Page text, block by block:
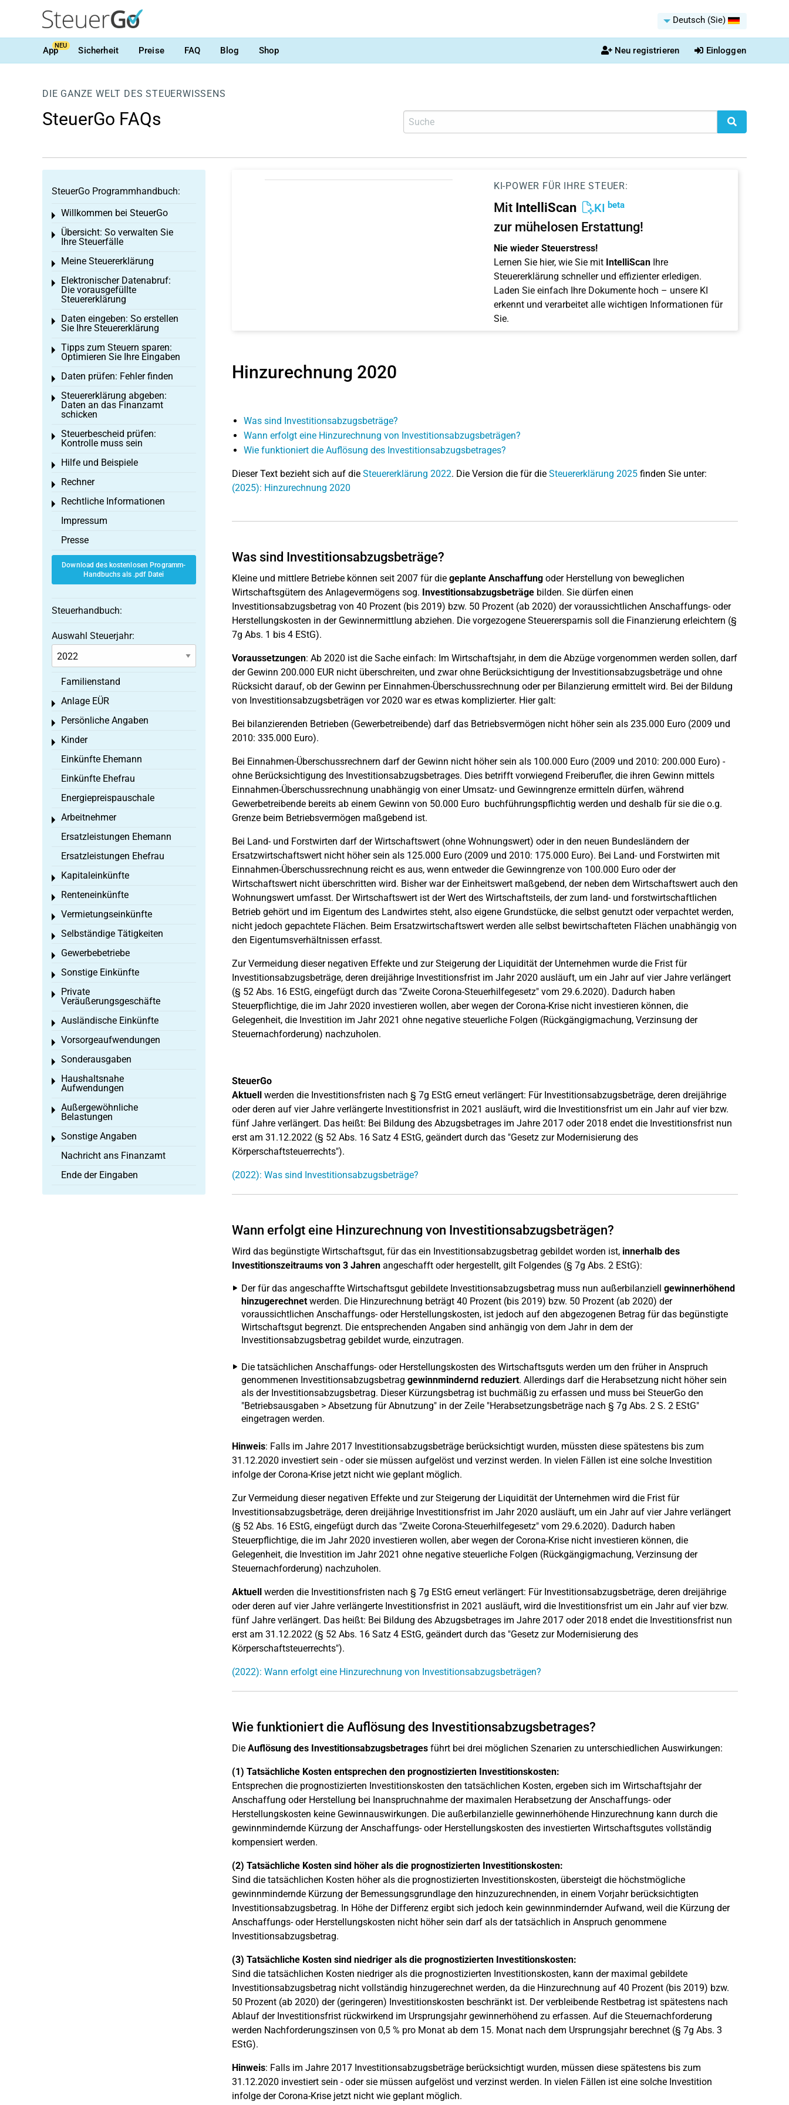
Deutsch (Sie)
AppNEU Sicherheit Preise FAQ Blog Shop Neu registrieren Einloggen
DIE GANZE WELT DES STEUERWISSENS
SteuerGo FAQs
KI-POWER FÜR IHRE STEUER:
Mit IntelliScan KI beta
zur mühelosen Erstattung!
Nie wieder Steuerstress!
Lernen Sie hier, wie Sie mit IntelliScanIhre
Steuererklärung schneller und effizienter erledigen.
Laden Sie einfach Ihre Dokumente hoch – unsere KI
erkennt und verarbeitet alle wichtigen Informationen für
Sie.
Hinzurechnung 2020
Was sind Investitionsabzugsbeträge?
Wann erfolgt eine Hinzurechnung von Investitionsabzugsbeträgen?
Wie funktioniert die Auflösung des Investitionsabzugsbetrages?
Dieser Text bezieht sich auf die Steuererklärung 2022. Die Version die für die Steuererklärung 2025finden Sie unter:
(2025): Hinzurechnung 2020
Was sind Investitionsabzugsbeträge?
Kleine und mittlere Betriebe können seit 2007 für diegeplante Anschaffungoder Herstellung von beweglichen
Wirtschaftsgütern des Anlagevermögens sog. Investitionsabzugsbeträgebilden. Sie dürfen einen
Investitionsabzugsbetrag von 40 Prozent (bis 2019) bzw. 50 Prozent (ab 2020) der voraussichtlichen Anschaffungs- oder
Herstellungskosten in der Gewinnermittlung abziehen. Die vorgezogene Steuerersparnis soll die Finanzierung erleichtern (§
7g Abs. 1 bis 4 EStG).
Voraussetzungen: Ab 2020 ist die Sache einfach: Im Wirtschaftsjahr, in dem die Abzüge vorgenommen werden sollen, darf
der Gewinn 200.000 EUR nicht überschreiten, und zwar ohne Berücksichtigung der Investitionsabzugsbeträge und ohne
Rücksicht darauf, ob der Gewinn per Einnahmen-Überschussrechnung oder per Bilanzierung ermittelt wird. Bei der Bildung
von Investitionsabzugsbeträgen vor 2020 war es etwas komplizierter. Hier galt:
Bei bilanzierenden Betrieben (Gewerbetreibende) darf das Betriebsvermögen nicht höher sein als 235.000 Euro (2009 und
2010: 335.000 Euro).
Bei Einnahmen-Überschussrechnern darf der Gewinn nicht höher sein als 100.000 Euro (2009 und 2010: 200.000 Euro) -
ohne Berücksichtigung des Investitionsabzugsbetrages. Dies betrifft vorwiegend Freiberufler, die ihren Gewinn mittels
Einnahmen-Überschussrechnung unabhängig von einer Umsatz- und Gewinngrenze ermitteln dürfen, während
Gewerbetreibende bereits ab einem Gewinn von 50.000 Euro buchführungspflichtig werden und deshalb für sie die o.g.
Grenze beim Betriebsvermögen maßgebend ist.
Bei Land- und Forstwirten darf der Wirtschaftswert (ohne Wohnungswert) oder in den neuen Bundesländern der
Ersatzwirtschaftswert nicht höher sein als 125.000 Euro (2009 und 2010: 175.000 Euro). Bei Land- und Forstwirten mit
Einnahmen-Überschussrechnung reicht es aus, wenn entweder die Gewinngrenze von 100.000 Euro oder der
Wirtschaftswert nicht überschritten wird. Bisher war der Einheitswert maßgebend, der neben dem Wirtschaftswert auch den
Wohnungswert umfasst. Der Wirtschaftswert ist der Wert des Wirtschaftsteils, der zum land- und forstwirtschaftlichen
Betrieb gehört und im Eigentum des Landwirtes steht, also eigene Grundstücke, die selbst genutzt oder verpachtet werden,
nicht jedoch gepachtete Flächen. Beim Ersatzwirtschaftswert werden alle selbst bewirtschafteten Flächen unabhängig von
den Eigentumsverhältnissen erfasst.
Zur Vermeidung dieser negativen Effekte und zur Steigerung der Liquidität der Unternehmen wurde die Frist für
Investitionsabzugsbeträge, deren dreijährige Investitionsfrist im Jahr 2020 ausläuft, um ein Jahr auf vier Jahre verlängert
(§ 52 Abs. 16 EStG, eingefügt durch das "Zweite Corona-Steuerhilfegesetz" vom 29.6.2020). Dadurch haben
Steuerpflichtige, die im Jahr 2020 investieren wollen, aber wegen der Corona-Krise nicht investieren können, die
Gelegenheit, die Investition im Jahr 2021 ohne negative steuerliche Folgen (Rückgängigmachung, Verzinsung der
Steuernachforderung) nachzuholen.
SteuerGo
Aktuellwerden die Investitionsfristen nach § 7g EStG erneut verlängert: Für Investitionsabzugsbeträge, deren dreijährige
oder deren auf vier Jahre verlängerte Investitionsfrist in 2021 ausläuft, wird die Investitionsfrist um ein Jahr auf vier bzw.
fünf Jahre verlängert. Das heißt: Bei Bildung des Abzugsbetrages im Jahre 2017 oder 2018 endet die Investitionsfrist nun
erst am 31.12.2022 (§ 52 Abs. 16 Satz 4 EStG, geändert durch das "Gesetz zur Modernisierung des
Körperschaftsteuerrechts").
(2022): Was sind Investitionsabzugsbeträge?
Wann erfolgt eine Hinzurechnung von Investitionsabzugsbeträgen?
Wird das begünstigte Wirtschaftsgut, für das ein Investitionsabzugsbetrag gebildet worden ist,innerhalb des
Investitionszeitraums von 3 Jahrenangeschafft oder hergestellt, gilt Folgendes (§ 7g Abs. 2 EStG):
Der für das angeschaffte Wirtschaftsgut gebildete Investitionsabzugsbetrag muss nun außerbilanziell gewinnerhöhend
hinzugerechnetwerden. Die Hinzurechnung beträgt 40 Prozent (bis 2019) bzw. 50 Prozent (ab 2020) der
voraussichtlichen Anschaffungs- oder Herstellungskosten, ist jedoch auf den abgezogenen Betrag für das begünstigte
Wirtschaftsgut begrenzt. Die entsprechenden Angaben sind anhängig von dem Jahr in dem der
Investitionsabzugsbetrag gebildet wurde, einzutragen.
Die tatsächlichen Anschaffungs- oder Herstellungskosten des Wirtschaftsguts werden um den früher in Anspruch
genommenen Investitionsabzugsbetrag gewinnmindernd reduziert. Allerdings darf die Herabsetzung nicht höher sein
als der Investitionsabzugsbetrag. Dieser Kürzungsbetrag ist buchmäßig zu erfassen und muss bei SteuerGo den
"Betriebsausgaben > Absetzung für Abnutzung" in der Zeile "Herabsetzungsbeträge nach § 7g Abs. 2 S. 2 EStG"
eingetragen werden.
Hinweis: Falls im Jahre 2017 Investitionsabzugsbeträge berücksichtigt wurden, müssten diese spätestens bis zum
31.12.2020 investiert sein - oder sie müssen aufgelöst und verzinst werden. In vielen Fällen ist eine solche Investition
infolge der Corona-Krise jetzt nicht wie geplant möglich.
Zur Vermeidung dieser negativen Effekte und zur Steigerung der Liquidität der Unternehmen wird die Frist für
Investitionsabzugsbeträge, deren dreijährige Investitionsfrist im Jahr 2020 ausläuft, um ein Jahr auf vier Jahre verlängert
(§ 52 Abs. 16 EStG, eingefügt durch das "Zweite Corona-Steuerhilfegesetz" vom 29.6.2020). Dadurch haben
Steuerpflichtige, die im Jahr 2020 investieren wollen, aber wegen der Corona-Krise nicht investieren können, die
Gelegenheit, die Investition im Jahr 2021 ohne negative steuerliche Folgen (Rückgängigmachung, Verzinsung der
Steuernachforderung) nachzuholen.
Aktuellwerden die Investitionsfristen nach § 7g EStG erneut verlängert: Für Investitionsabzugsbeträge, deren dreijährige
oder deren auf vier Jahre verlängerte Investitionsfrist in 2021 ausläuft, wird die Investitionsfrist um ein Jahr auf vier bzw.
fünf Jahre verlängert. Das heißt: Bei Bildung des Abzugsbetrages im Jahre 2017 oder 2018 endet die Investitionsfrist nun
erst am 31.12.2022 (§ 52 Abs. 16 Satz 4 EStG, geändert durch das "Gesetz zur Modernisierung des
Körperschaftsteuerrechts").
(2022): Wann erfolgt eine Hinzurechnung von Investitionsabzugsbeträgen?
Wie funktioniert die Auflösung des Investitionsabzugsbetrages?
DieAuflösung des Investitionsabzugsbetragesführt bei drei möglichen Szenarien zu unterschiedlichen Auswirkungen:
(1) Tatsächliche Kosten entsprechen den prognostizierten Investitionskosten:
Entsprechen die prognostizierten Investitionskosten den tatsächlichen Kosten, ergeben sich im Wirtschaftsjahr der
Anschaffung oder Herstellung bei Inanspruchnahme der maximalen Herabsetzung der Anschaffungs- oder
Herstellungskosten keine Gewinnauswirkungen. Die außerbilanzielle gewinnerhöhende Hinzurechnung kann durch die
gewinnmindernde Kürzung der Anschaffungs- oder Herstellungskosten des investierten Wirtschaftsgutes vollständig
kompensiert werden.
(2) Tatsächliche Kosten sind höher als die prognostizierten Investitionskosten:
Sind die tatsächlichen Kosten höher als die prognostizierten Investitionskosten, übersteigt die höchstmögliche
gewinnmindernde Kürzung der Bemessungsgrundlage den hinzuzurechnenden, in einem Vorjahr berücksichtigten
Investitionsabzugsbetrag. In Höhe der Differenz ergibt sich jedoch kein gewinnmindernder Aufwand, weil die Kürzung der
Anschaffungs- oder Herstellungskosten nicht höher sein darf als der tatsächlich in Anspruch genommene
Investitionsabzugsbetrag.
(3) Tatsächliche Kosten sind niedriger als die prognostizierten Investitionskosten:
Sind die tatsächlichen Kosten niedriger als die prognostizierten Investitionskosten, kann der maximal gebildete
Investitionsabzugsbetrag nicht vollständig hinzugerechnet werden, da die Hinzurechnung auf 40 Prozent (bis 2019) bzw.
50 Prozent (ab 2020) der (geringeren) Investitionskosten beschränkt ist. Der verbleibende Restbetrag ist spätestens nach
Ablauf der Investitionsfrist rückwirkend im Ursprungsjahr gewinnerhöhend zu erfassen. Auf die Steuernachforderung
werden Nachforderungszinsen von 0,5 % pro Monat ab dem 15. Monat nach dem Ursprungsjahr berechnet (§ 7g Abs. 3
EStG).
Hinweis: Falls im Jahre 2017 Investitionsabzugsbeträge berücksichtigt wurden, müssen diese spätestens bis zum
31.12.2020 investiert sein - oder sie müssen aufgelöst und verzinst werden. In vielen Fällen ist eine solche Investition
infolge der Corona-Krise jetzt nicht wie geplant möglich.
SteuerGo Programmhandbuch:
Willkommen bei SteuerGo
Toggle menu
Übersicht: So verwalten Sie
Ihre Steuerfälle
Toggle menu
Meine Steuererklärung
Toggle menu
Elektronischer Datenabruf:
Die vorausgefüllte
Steuererklärung
Toggle menu
Daten eingeben: So erstellen
Sie Ihre Steuererklärung
Toggle menu
Tipps zum Steuern sparen:
Optimieren Sie Ihre Eingaben
Toggle menu
Daten prüfen: Fehler finden
Toggle menu
Steuererklärung abgeben:
Daten an das Finanzamt
schicken
Toggle menu
Steuerbescheid prüfen:
Kontrolle muss sein
Toggle menu
Hilfe und Beispiele
Toggle menu
Rechner
Toggle menu
Rechtliche Informationen
Toggle menu
Impressum
Presse
Download des kostenlosen Programm-
Handbuchs als .pdf Datei
Steuerhandbuch:
Auswahl Steuerjahr:
Familienstand
Anlage EÜR
Toggle menu
Persönliche Angaben
Toggle menu
Kinder
Toggle menu
Einkünfte Ehemann
Einkünfte Ehefrau
Energiepreispauschale
Arbeitnehmer
Toggle menu
Ersatzleistungen Ehemann
Ersatzleistungen Ehefrau
Kapitaleinkünfte
Toggle menu
Renteneinkünfte
Toggle menu
Vermietungseinkünfte
Toggle menu
Selbständige Tätigkeiten
Toggle menu
Gewerbebetriebe
Toggle menu
Sonstige Einkünfte
Toggle menu
Private
Veräußerungsgeschäfte
Toggle menu
Ausländische Einkünfte
Toggle menu
Vorsorgeaufwendungen
Toggle menu
Sonderausgaben
Toggle menu
Haushaltsnahe
Aufwendungen
Toggle menu
Außergewöhnliche
Belastungen
Toggle menu
Sonstige Angaben
Toggle menu
Nachricht ans Finanzamt
Ende der Eingaben